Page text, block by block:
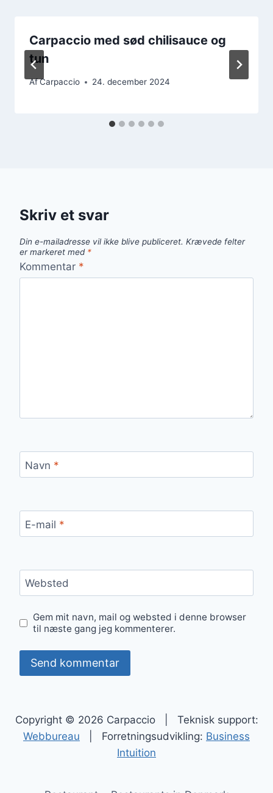
Carpaccio med sød chilisauce og
tun
AfCarpaccio 24. december 2024
Skriv et svar
Din e-mailadresse vil ikke blive publiceret. Krævede felter
er markeret med *
Kommentar *
Navn *
E-mail *
Websted
Gem mit navn, mail og websted i denne browser
til næste gang jeg kommenterer.
Copyright © 2026 Carpaccio | Teknisk support:
Webbureau | Forretningsudvikling: Business
Intuition